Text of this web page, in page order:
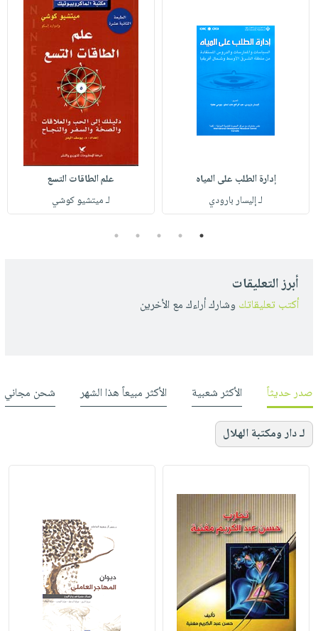
إدارة الطلب على المياه
لـ إليسار بارودي
علم الطاقات التسع
لـ ميتشيو كوشي
1
2
3
4
5
أبرز التعليقات
أكتب تعليقاتك وشارك أراءك مع الأخرين
صدر حديثاً الأكثر شعبية الأكثر مبيعاً هذا الشهر شحن مجاني
لـ دار ومكتبة الهلال